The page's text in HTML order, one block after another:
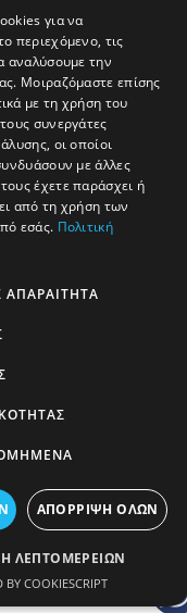
και προσφορές
Designed & developed
ΕΩΣ 4
για να
περιεχόμενο, τις
αναλύσουμε την
Μοιραζόμαστε επίσης
με τη χρήση του
συνεργάτες
οι οποίοι
με άλλες
έχετε παράσχει ή
από τη χρήση των
εσάς. Πολιτική
ΑΠΌΡΡΙΨΗ ΌΛΩΝ
ΛΕΠΤΟΜΕΡΕΙΏΝ
BY COOKIESCRIPT